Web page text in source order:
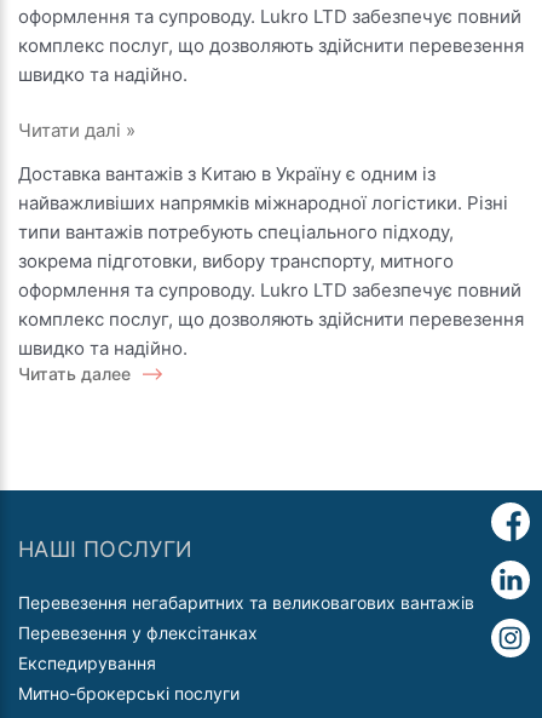
оформлення та супроводу. Lukro LTD забезпечує повний
комплекс послуг, що дозволяють здійснити перевезення
швидко та надійно.
Доставка
типів
вантажу
з
Китаю
в
Україну
Читати далі »
Доставка вантажів з Китаю в Україну є одним із
найважливіших напрямків міжнародної логістики. Різні
типи вантажів потребують спеціального підходу,
зокрема підготовки, вибору транспорту, митного
оформлення та супроводу. Lukro LTD забезпечує повний
комплекс послуг, що дозволяють здійснити перевезення
швидко та надійно.
Читать далее
НАШІ ПОСЛУГИ
Перевезення негабаритних та великовагових вантажів
Перевезення у флексітанках
Експедирування
Митно-брокерські послуги